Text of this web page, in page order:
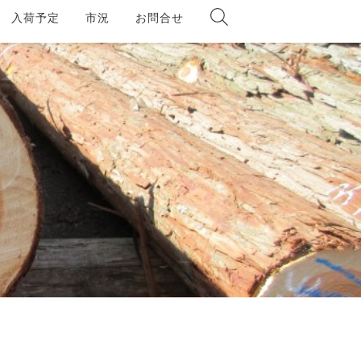
入荷予定 市況 お問合せ